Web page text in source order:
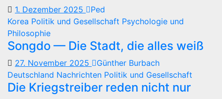
1. Dezember 2025
Ped
Korea Politik und Gesellschaft Psychologie und
Philosophie
Songdo — Die Stadt, die alles weiß
27. November 2025
Günther Burbach
Deutschland Nachrichten Politik und Gesellschaft
Die Kriegstreiber reden nicht nur